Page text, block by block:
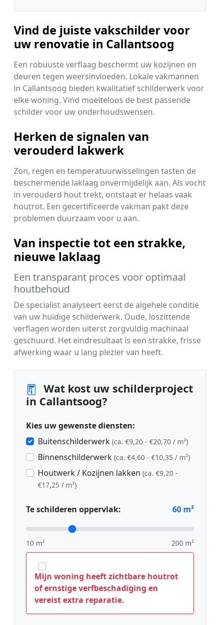
Vind de juiste vakschilder voor
uw renovatie in Callantsoog
Een robuuste verflaag beschermt uw kozijnen en
deuren tegen weersinvloeden. Lokale vakmannen
in Callantsoog bieden kwalitatief schilderwerk voor
elke woning. Vind moeiteloos de best passende
schilder voor uw onderhoudswensen.
Herken de signalen van
verouderd lakwerk
Zon, regen en temperatuurwisselingen tasten de
beschermende laklaag onvermijdelijk aan. Als vocht
in verouderd hout trekt, ontstaat er helaas vaak
houtrot. Een gecertificeerde vakman pakt deze
problemen duurzaam voor u aan.
Van inspectie tot een strakke,
nieuwe laklaag
Een transparant proces voor optimaal
houtbehoud
De specialist analyseert eerst de algehele conditie
van uw huidige schilderwerk. Oude, loszittende
verflagen worden uiterst zorgvuldig machinaal
geschuurd. Het eindresultaat is een strakke, frisse
afwerking waar u lang plezier van heeft.
Wat kost uw schilderproject
in Callantsoog?
Kies uw gewenste diensten:
Buitenschilderwerk (ca. €9,20 - €20,70 / m²)
Binnenschilderwerk (ca. €4,60 - €10,35 / m²)
Houtwerk / Kozijnen lakken (ca. €9,20 -
€17,25 / m²)
Te schilderen oppervlak: 60 m²
10 m² 200 m²
Mijn woning heeft zichtbare houtrot
of ernstige verfbeschadiging en
vereist extra reparatie.